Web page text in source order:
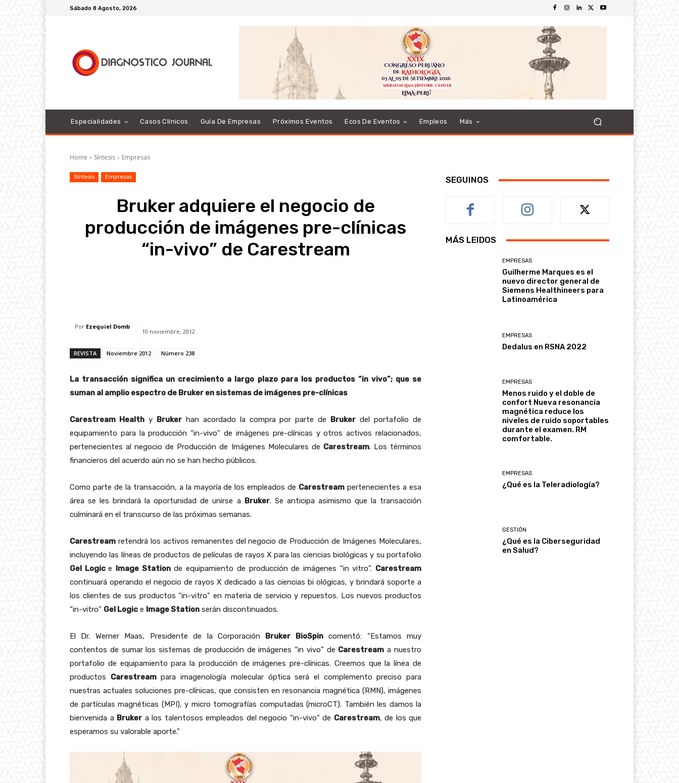
Sábado 8 Agosto, 2026
Especialidades Casos Clínicos Guía De Empresas Próximos Eventos Ecos De Eventos Empleos Más
Home Síntesis Empresas
Síntesis Empresas
Bruker adquiere el negocio de
producción de imágenes pre-clínicas
“in-vivo” de Carestream
Por Ezequiel Domb
10 noviembre, 2012
REVISTA Noviembre 2012 Número 238
La transacción significa un crecimiento a largo plazo para los productos “in vivo”; que se
suman al amplio espectro de Bruker en sistemas de imágenes pre-clínicas
Carestream Healthy Brukerhan acordado la compra por parte de Bruker del portafolio de
equipamiento para la producción “in-vivo” de imágenes pre-clínicas y otros activos relacionados,
pertenecientes al negocio de Producción de Imágenes Moleculares de Carestream. Los términos
financieros del acuerdo aún no se han hecho públicos.
Como parte de la transacción, a la mayoría de los empleados de Carestream pertenecientes a esa
área se les brindará la oportunidad de unirse a Bruker. Se anticipa asimismo que la transacción
culminará en el transcurso de las próximas semanas.
Carestream retendrá los activos remanentes del negocio de Producción de Imágenes Moleculares,
incluyendo las líneas de productos de películas de rayos X para las ciencias biológicas y su portafolio
Gel Logice Image Stationde equipamiento de producción de imágenes “in vitro”. Carestream
continuará operando el negocio de rayos X dedicado a las ciencias bi ológicas, y brindará soporte a
los clientes de sus productos “in-vitro” en materia de servicio y repuestos. Los nuevos productos
“in-vitro” Gel Logic e Image Station serán discontinuados.
El Dr. Werner Maas, Presidente de la Corporación Bruker BioSpincomentó: “Estamos muy
contentos de sumar los sistemas de producción de imágenes “in vivo” de Carestream a nuestro
portafolio de equipamiento para la producción de imágenes pre-clínicas. Creemos que la línea de
productos Carestreampara imagenología molecular óptica será el complemento preciso para
nuestras actuales soluciones pre-clínicas, que consisten en resonancia magnética (RMN), imágenes
de partículas magnéticas (MPI), y micro tomografías computadas (microCT). También les damos la
bienvenida a Bruker a los talentosos empleados del negocio “in-vivo” de Carestream, de los que
esperamos su valorable aporte.”
SEGUINOS
MÁS LEIDOS
EMPRESAS
Guilherme Marques es el
nuevo director general de
Siemens Healthineers para
Latinoamérica
EMPRESAS
Dedalus en RSNA 2022
EMPRESAS
Menos ruido y el doble de
confort Nueva resonancia
magnética reduce los
niveles de ruido soportables
durante el examen. RM
comfortable.
EMPRESAS
¿Qué es la Teleradiología?
GESTIÓN
¿Qué es la Ciberseguridad
en Salud?